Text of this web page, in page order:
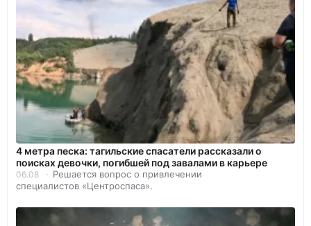
4 метра песка: тагильские спасатели рассказали о
поисках девочки, погибшей под завалами в карьере
06.08
Решается вопрос о привлечении
специалистов «Центроспаса».